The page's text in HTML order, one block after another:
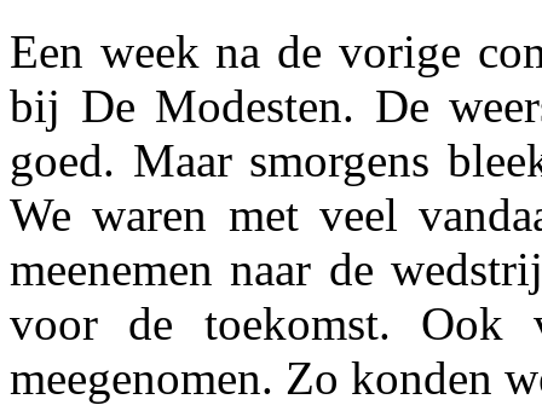
Een week na de vorige
bij De Modesten. De
goed. Maar smorgens
We waren met veel
meenemen naar de
voor de toekomst.
meegenomen. Zo konden